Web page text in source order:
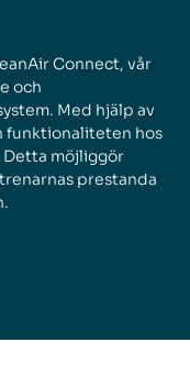
Connect, vår
och
Med hjälp av
funktionaliteten hos
Detta möjliggör
prestanda